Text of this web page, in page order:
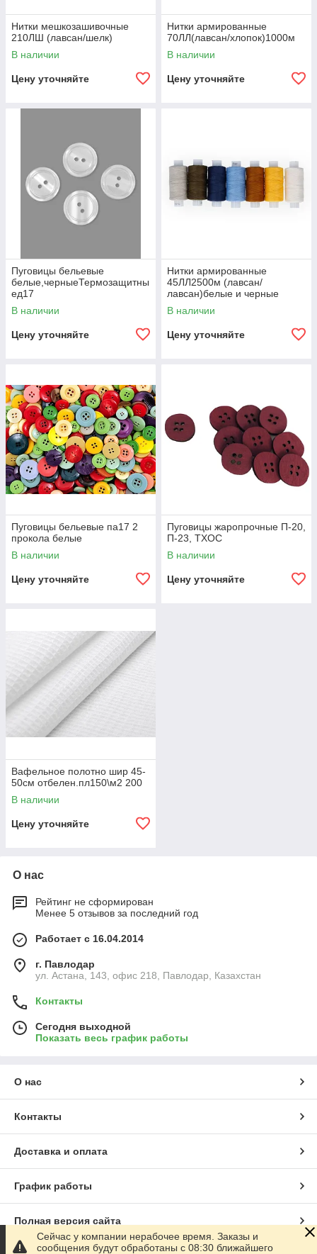
Нитки мешкозашивочные
210ЛШ (лавсан/шелк)
В наличии
Цену уточняйте
Нитки армированные
70ЛЛ(лавсан/хлопок)1000м
В наличии
Цену уточняйте
Пуговицы бельевые
белые,черныеТермозащитны
ед17
В наличии
Цену уточняйте
Нитки армированные
45ЛЛ2500м (лавсан/
лавсан)белые и черные
В наличии
Цену уточняйте
Пуговицы бельевые па17 2
прокола белые
В наличии
Цену уточняйте
Пуговицы жаропрочные П-20,
П-23, ТХОС
В наличии
Цену уточняйте
Вафельное полотно шир 45-
50см отбелен.пл150\м2 200
В наличии
Цену уточняйте
О нас
Рейтинг не сформирован
Менее 5 отзывов за последний год
Работает с 16.04.2014
г. Павлодар
ул. Астана, 143, офис 218, Павлодар, Казахстан
Контакты
Сегодня выходной
Показать весь график работы
О нас
Контакты
Доставка и оплата
График работы
Полная версия сайта
Сейчас у компании нерабочее время. Заказы и
сообщения будут обработаны с 08:30 ближайшего